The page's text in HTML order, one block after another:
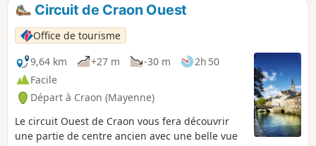
Circuit de Craon Ouest
Office de tourisme
9,64 km
+27 m -30 m
2h 50
Facile
Départ à Craon (Mayenne)
Le circuit Ouest de Craon vous fera découvrir
une partie de centre ancien avec une belle vue